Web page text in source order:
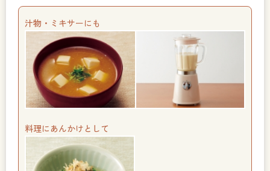
汁物・ミキサーにも
料理にあんかけとして